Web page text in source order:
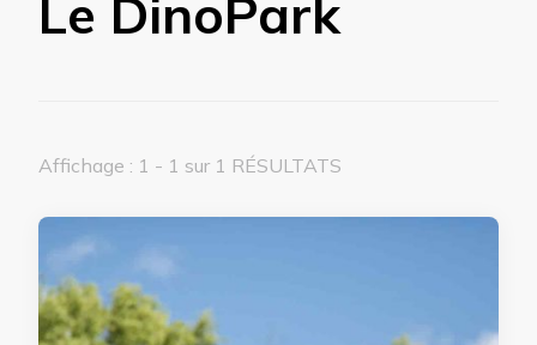
Le DinoPark
Affichage : 1 - 1 sur 1 RÉSULTATS